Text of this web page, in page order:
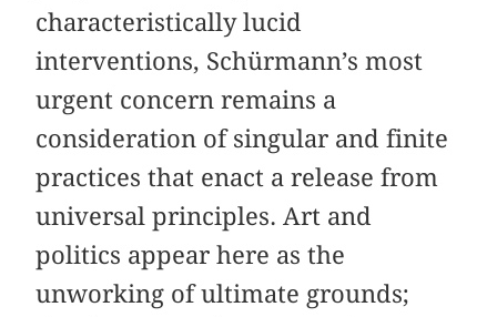
characteristically lucid
interventions, Schürmann’s most
urgent concern remains a
consideration of singular and finite
practices that enact a release from
universal principles. Art and
politics appear here as the
unworking of ultimate grounds;